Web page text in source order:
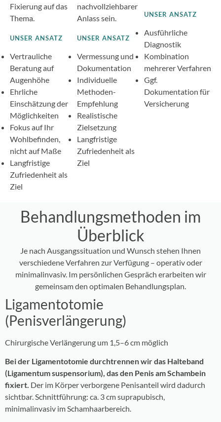
Fixierung auf das
Thema.
UNSER ANSATZ
Vertrauliche
Beratung auf
Augenhöhe
Ehrliche
Einschätzung der
Möglichkeiten
Fokus auf Ihr
Wohlbefinden,
nicht auf Maße
Langfristige
Zufriedenheit als
Ziel
nachvollziehbarer
Anlass sein.
UNSER ANSATZ
Vermessung und
Dokumentation
Individuelle
Methoden-
Empfehlung
Realistische
Zielsetzung
Langfristige
Zufriedenheit als
Ziel
UNSER ANSATZ
Ausführliche
Diagnostik
Kombination
mehrerer Verfahren
Ggf.
Dokumentation für
Versicherung
Behandlungsmethoden im
Überblick
Je nach Ausgangssituation und Wunsch stehen Ihnen
verschiedene Verfahren zur Verfügung – operativ oder
minimalinvasiv. Im persönlichen Gespräch erarbeiten wir
gemeinsam den optimalen Behandlungsplan.
Ligamentotomie
(Penisverlängerung)
Chirurgische Verlängerung um 1,5–6 cm möglich
Bei der Ligamentotomie durchtrennen wir das Halteband
(Ligamentum suspensorium), das den Penis am Schambein
fixiert. Der im Körper verborgene Penisanteil wird dadurch
sichtbar. Schnittführung: ca. 3 cm suprapubisch,
minimalinvasiv im Schamhaarbereich.